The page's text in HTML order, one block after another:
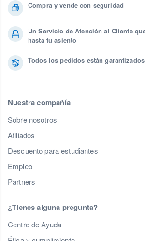
Compra y vende con seguridad
Un Servicio de Atención al Cliente
hasta tu asiento
Todos los pedidos están
Nuestra compañía
Sobre nosotros
Afiliados
Descuento para estudiantes
Empleo
Partners
¿Tienes alguna pregunta?
Centro de Ayuda